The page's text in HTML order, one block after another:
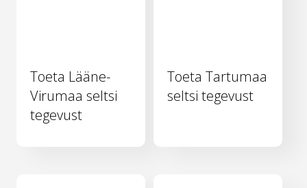
Toeta Lääne-
Virumaa seltsi
tegevust
Toeta Tartumaa
seltsi tegevust